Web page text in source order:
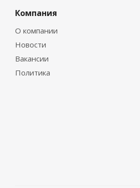
Компания
О компании
Новости
Вакансии
Политика